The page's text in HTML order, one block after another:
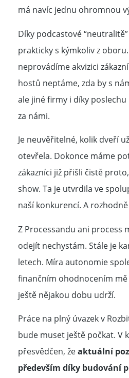
má navíc jednu ohromnou
Díky podcastové
prakticky s kýmkoliv z
neprovádíme akvizici
hostů neptáme, zda by s
ale jiné firmy i díky
za námi.
Je neuvěřitelné, kolik dveří
otevřela. Dokonce máme
zákazníci již přišli čistě
show. Ta je utvrdila ve
naší konkurencí. A
Z Processandu ani process
odejít nechystám. Stále je
letech. Míra autonomie
finančním ohodnocením
ještě nějakou dobu udrží.
Práce na plný úvazek v
bude muset ještě počkat. V
přesvědčen, žeaktuální
především díky budování